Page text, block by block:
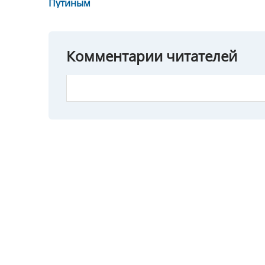
Путиным
Комментарии читателей